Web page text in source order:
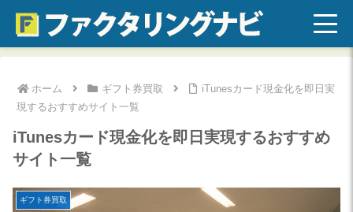
ホーム ギフト券買取
iTunesカード現金化を即日実
現するおすすめサイト一覧
iTunesカード現金化を即日実現するおすすめ
サイト一覧
ギフト券買取